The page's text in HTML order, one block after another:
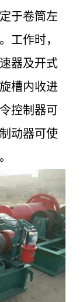
于卷筒左
工作时，
器及开式
槽内收进
控制器可
动器可使